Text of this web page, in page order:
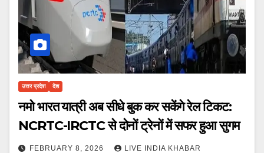
उत्तर प्रदेश देश
नमो भारत यात्री अब सीधे बुक कर सकेंगे रेल टिकट:
NCRTC-IRCTC से दोनों ट्रेनों में सफर हुआ सुगम
FEBRUARY 8, 2026 LIVE INDIA KHABAR